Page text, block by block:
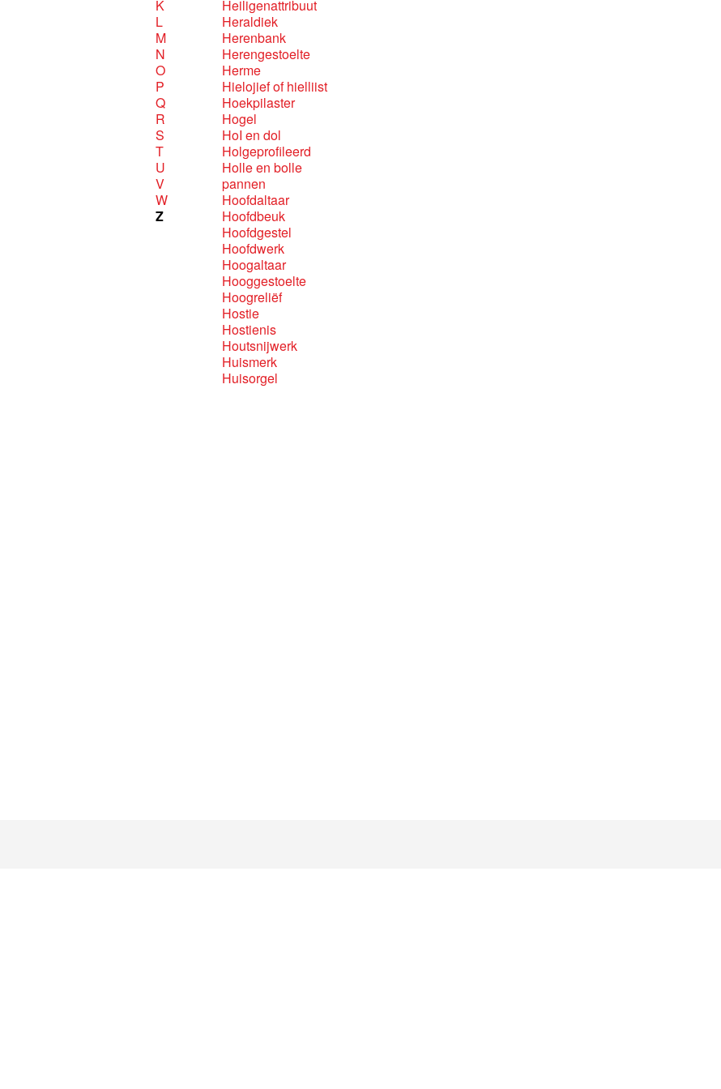
K
L
M
N
O
P
Q
R
S
T
U
V
W
Z
Heiligenattribuut
Heraldiek
Herenbank
Herengestoelte
Herme
Hielojief of hielliist
Hoekpilaster
Hogel
HoI en dol
Holgeprofileerd
Holle en bolle
pannen
Hoofdaltaar
Hoofdbeuk
Hoofdgestel
Hoofdwerk
Hoogaltaar
Hooggestoelte
Hoogreliëf
Hostie
Hostienis
Houtsnijwerk
Huismerk
Huisorgel